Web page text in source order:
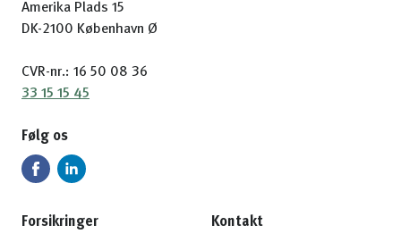
Amerika Plads 15
DK-2100 København Ø
CVR-nr.: 16 50 08 36
33 15 15 45
Følg os
Forsikringer Kontakt